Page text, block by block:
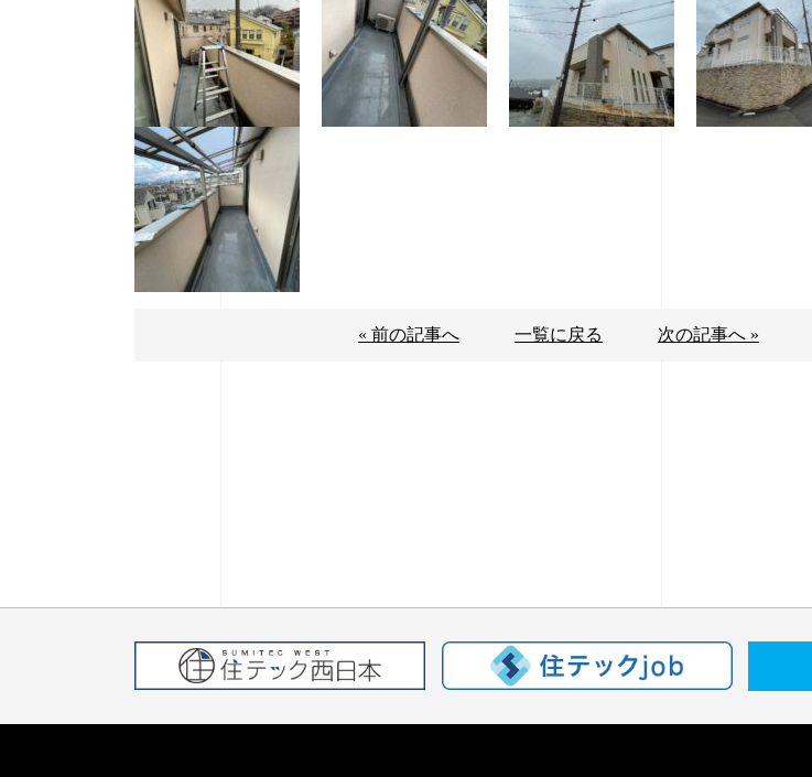
« 前の記事へ 一覧に戻る 次の記事へ »